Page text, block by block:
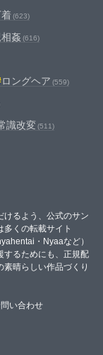
(623)
姦 (616)
ロングヘア (559)
識改変(511)
けるよう、公式のサン
くの転載サイト
・Nyaaなど）
するためにも、正規配
晴らしい作品づくり
い合わせ